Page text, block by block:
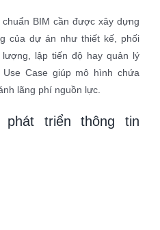
BIM cần được xây dựng
của dự án như thiết kế, phối
lập tiến độ hay quản lý
Case giúp mô hình chứa
lãng phí nguồn lực.
triển thông tin